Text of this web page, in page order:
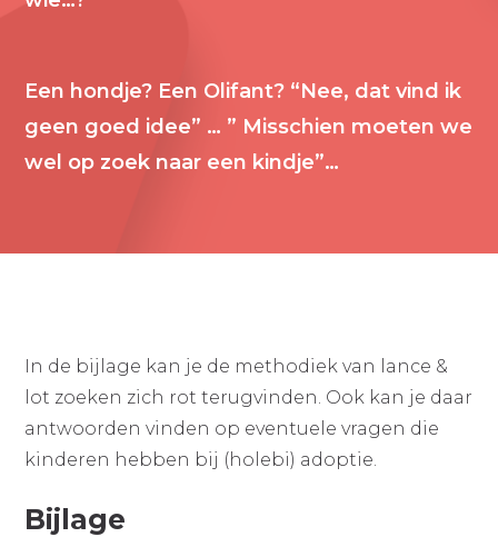
Een hondje? Een Olifant? “Nee, dat vind ik
geen goed idee” … ” Misschien moeten we
wel op zoek naar een kindje”…
In de bijlage kan je de methodiek van lance &
lot zoeken zich rot terugvinden. Ook kan je daar
antwoorden vinden op eventuele vragen die
kinderen hebben bij (holebi) adoptie.
Bijlage